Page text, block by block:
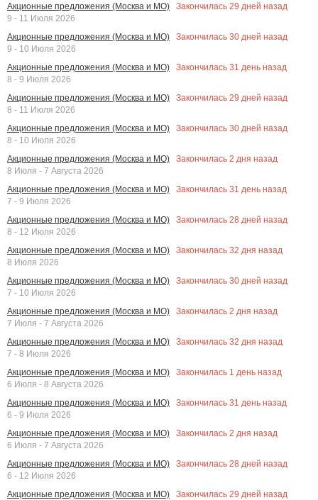
Акционные предложения (Москва и МО)
Закончилась 29 дней назад
9 - 11 Июля 2026
Акционные предложения (Москва и МО)
Закончилась 30 дней назад
9 - 10 Июля 2026
Акционные предложения (Москва и МО)
Закончилась 31 день назад
8 - 9 Июля 2026
Акционные предложения (Москва и МО)
Закончилась 29 дней назад
8 - 11 Июля 2026
Акционные предложения (Москва и МО)
Закончилась 30 дней назад
8 - 10 Июля 2026
Акционные предложения (Москва и МО)
Закончилась 2 дня назад
8 Июля - 7 Августа 2026
Акционные предложения (Москва и МО)
Закончилась 31 день назад
7 - 9 Июля 2026
Акционные предложения (Москва и МО)
Закончилась 28 дней назад
8 - 12 Июля 2026
Акционные предложения (Москва и МО)
Закончилась 32 дня назад
8 Июля 2026
Акционные предложения (Москва и МО)
Закончилась 30 дней назад
7 - 10 Июля 2026
Акционные предложения (Москва и МО)
Закончилась 2 дня назад
7 Июля - 7 Августа 2026
Акционные предложения (Москва и МО)
Закончилась 32 дня назад
7 - 8 Июля 2026
Акционные предложения (Москва и МО)
Закончилась 1 день назад
6 Июля - 8 Августа 2026
Акционные предложения (Москва и МО)
Закончилась 31 день назад
6 - 9 Июля 2026
Акционные предложения (Москва и МО)
Закончилась 2 дня назад
6 Июля - 7 Августа 2026
Акционные предложения (Москва и МО)
Закончилась 28 дней назад
6 - 12 Июля 2026
Акционные предложения (Москва и МО)
Закончилась 29 дней назад